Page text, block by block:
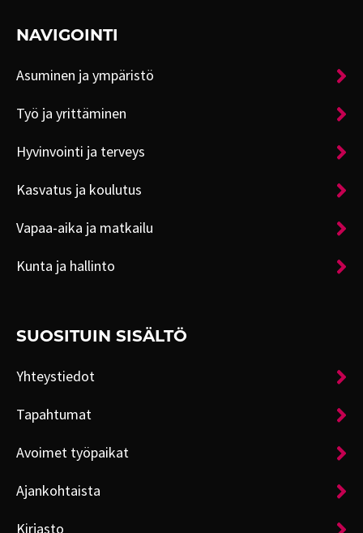
NAVIGOINTI
Asuminen ja ympäristö
Työ ja yrittäminen
Hyvinvointi ja terveys
Kasvatus ja koulutus
Vapaa-aika ja matkailu
Kunta ja hallinto
SUOSITUIN SISÄLTÖ
Yhteystiedot
Tapahtumat
Avoimet työpaikat
Ajankohtaista
Kirjasto